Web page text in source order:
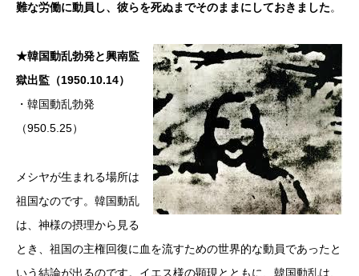
難な労働に動員し、彼らを死ぬまでそのままにしておきました。
★韓国動乱勃発と興南監
獄出監（1950.10.14）
・韓国動乱勃発
（950.5.25）
メシヤが生まれる場所は
祖国なのです。韓国動乱
は、神様の摂理から見る
とき、祖国の主権回復に血を流すための世界的な動員であったと
いう結論が出るのです。イエス様の顕現とともに、韓国動乱は、